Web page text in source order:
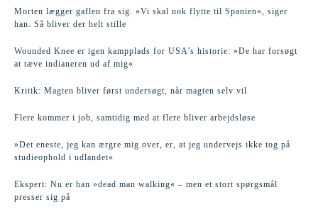
Morten lægger gaflen fra sig. »Vi skal nok flytte til Spanien«, siger
han. Så bliver der helt stille
Wounded Knee er igen kampplads for USA’s historie: »De har forsøgt
at tæve indianeren ud af mig«
Kritik: Magten bliver først undersøgt, når magten selv vil
Flere kommer i job, samtidig med at flere bliver arbejdsløse
»Det eneste, jeg kan ærgre mig over, er, at jeg undervejs ikke tog på
studieophold i udlandet«
Ekspert: Nu er han »dead man walking« – men et stort spørgsmål
presser sig på